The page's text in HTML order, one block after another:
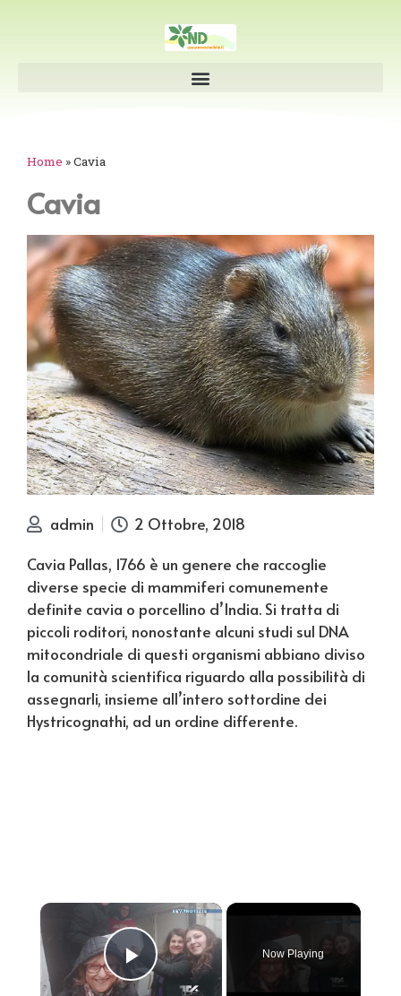
Home »Cavia
Cavia
admin
2 Ottobre, 2018
Cavia Pallas, 1766 è un genere che raccoglie
diverse specie di mammiferi comunemente
definite cavia o porcellino d’India. Si tratta di
piccoli roditori, nonostante alcuni studi sul DNA
mitocondriale di questi organismi abbiano diviso
la comunità scientifica riguardo alla possibilità di
assegnarli, insieme all’intero sottordine dei
Hystricognathi, ad un ordine differente.
×
Play Video
Now Playing